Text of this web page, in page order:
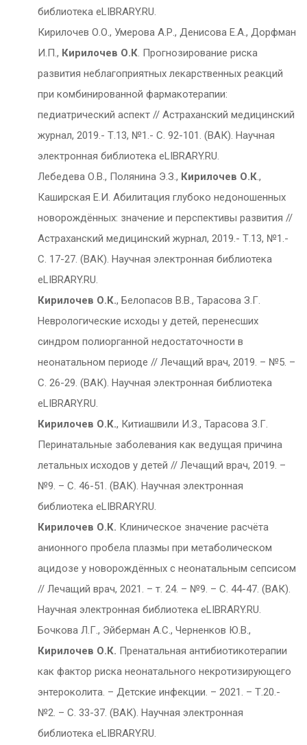
библиотека eLIBRARY.RU.
Кирилочев О.О., Умерова А.Р., Денисова Е.А., Дорфман
И.П., Кирилочев О.К . Прогнозирование риска
развития неблагоприятных лекарственных реакций
при комбинированной фармакотерапии:
педиатрический аспект // Астраханский медицинский
журнал, 2019.- Т.13, №1.- С. 92-101. (ВАК). Научная
электронная библиотека eLIBRARY.RU.
Лебедева О.В., Полянина Э.З., Кирилочев О.К .,
Каширская Е.И. Абилитация глубоко недоношенных
новорождённых: значение и перспективы развития //
Астраханский медицинский журнал, 2019.- Т.13, №1.-
С. 17-27. (ВАК). Научная электронная библиотека
eLIBRARY.RU.
Кирилочев О.К., Белопасов В.В., Тарасова З.Г.
Неврологические исходы у детей, перенесших
синдром полиорганной недостаточности в
неонатальном периоде // Лечащий врач, 2019. – №5. –
С. 26-29. (ВАК). Научная электронная библиотека
eLIBRARY.RU.
Кирилочев О.К., Китиашвили И.З., Тарасова З.Г.
Перинатальные заболевания как ведущая причина
летальных исходов у детей // Лечащий врач, 2019. –
№9. – С. 46-51. (ВАК). Научная электронная
библиотека eLIBRARY.RU.
Кирилочев О.К. Клиническое значение расчёта
анионного пробела плазмы при метаболическом
ацидозе у новорождённых с неонатальным сепсисом
// Лечащий врач, 2021. – т. 24. – №9. – С. 44-47. (ВАК).
Научная электронная библиотека eLIBRARY.RU.
Бочкова Л.Г., Эйберман А.С., Черненков Ю.В.,
Кирилочев О.К. Пренатальная антибиотикотерапии
как фактор риска неонатального некротизирующего
энтероколита. – Детские инфекции. – 2021. – Т.20.-
№2. – С. 33-37. (ВАК). Научная электронная
библиотека eLIBRARY.RU.